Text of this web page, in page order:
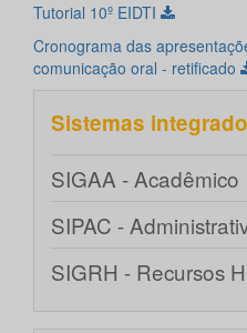
Tutorial 10º EIDTI
Cronograma das
comunicação oral - retificado
Sistemas
SIGAA - Acadêmico
SIPAC -
SIGRH - Recursos